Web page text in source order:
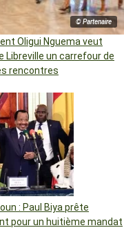
© Partenaire
Oligui Nguema veut
Libreville un carrefour de
rencontres
: Paul Biya prête
pour un huitième mandat